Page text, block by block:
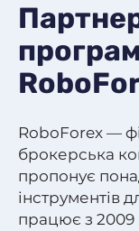
RoboForex —
брокерська
пропонує
інструментів
працює з 2009